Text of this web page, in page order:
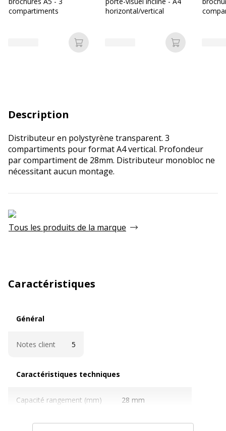
compartiments
Ajouter au panier
horizontal/vertical
Ajouter au
Description
Distributeur en polystyrène transparent. 3
compartiments pour format A4 vertical. Profondeur
par compartiment de 28mm. Distributeur monobloc ne
nécessitant aucun montage.
Tous les produits de la marque
Caractéristiques
Général
Notes client 5
Caractéristiques techniques
Capacité rangement (mm) 28 mm
Couleur Clair